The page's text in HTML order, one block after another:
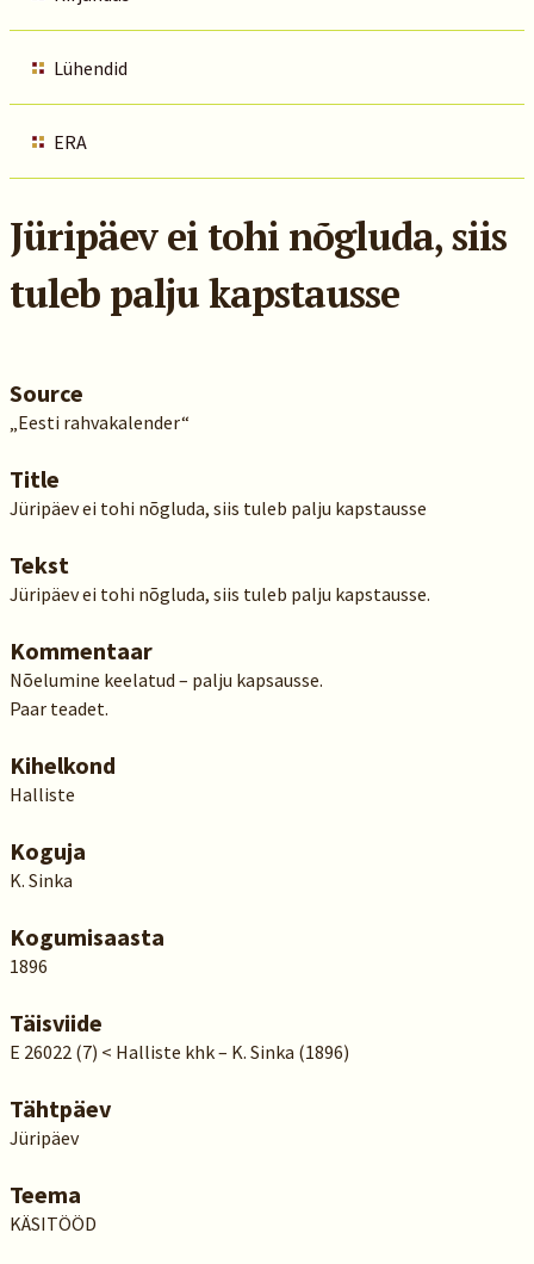
Lühendid
ERA
Jüripäev ei tohi nõgluda, siis
tuleb palju kapstausse
Source
„Eesti rahvakalender“
Title
Jüripäev ei tohi nõgluda, siis tuleb palju kapstausse
Tekst
Jüripäev ei tohi nõgluda, siis tuleb palju kapstausse.
Kommentaar
Nõelumine keelatud – palju kapsausse.
Paar teadet.
Kihelkond
Halliste
Koguja
K. Sinka
Kogumisaasta
1896
Täisviide
E 26022 (7) < Halliste khk – K. Sinka (1896)
Tähtpäev
Jüripäev
Teema
KÄSITÖÖD